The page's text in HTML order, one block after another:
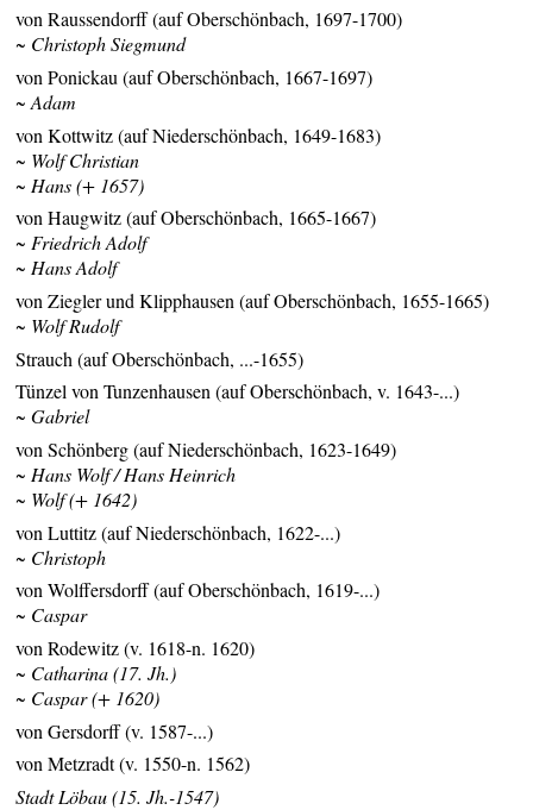
von Raussendorff (auf Oberschönbach, 1697-1700)
~ Christoph Siegmund
von Ponickau (auf Oberschönbach, 1667-1697)
~ Adam
von Kottwitz (auf Niederschönbach, 1649-1683)
~ Wolf Christian
~ Hans (+ 1657)
von Haugwitz (auf Oberschönbach, 1665-1667)
~ Friedrich Adolf
~ Hans Adolf
von Ziegler und Klipphausen (auf Oberschönbach, 1655-1665)
~ Wolf Rudolf
Strauch (auf Oberschönbach, ...-1655)
Tünzel von Tunzenhausen (auf Oberschönbach, v. 1643-...)
~ Gabriel
von Schönberg (auf Niederschönbach, 1623-1649)
~ Hans Wolf / Hans Heinrich
~ Wolf (+ 1642)
von Luttitz (auf Niederschönbach, 1622-...)
~ Christoph
von Wolffersdorff (auf Oberschönbach, 1619-...)
~ Caspar
von Rodewitz (v. 1618-n. 1620)
~ Catharina (17. Jh.)
~ Caspar (+ 1620)
von Gersdorff (v. 1587-...)
von Metzradt (v. 1550-n. 1562)
Stadt Löbau (15. Jh.-1547)